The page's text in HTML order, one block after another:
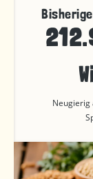
Neugierig